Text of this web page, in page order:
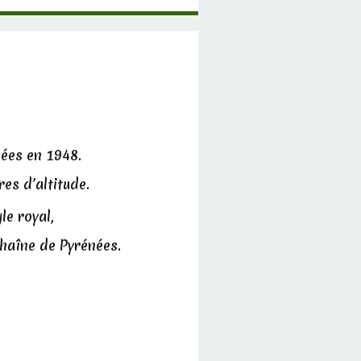
en 1948.
d’altitude.
royal,
de Pyrénées.